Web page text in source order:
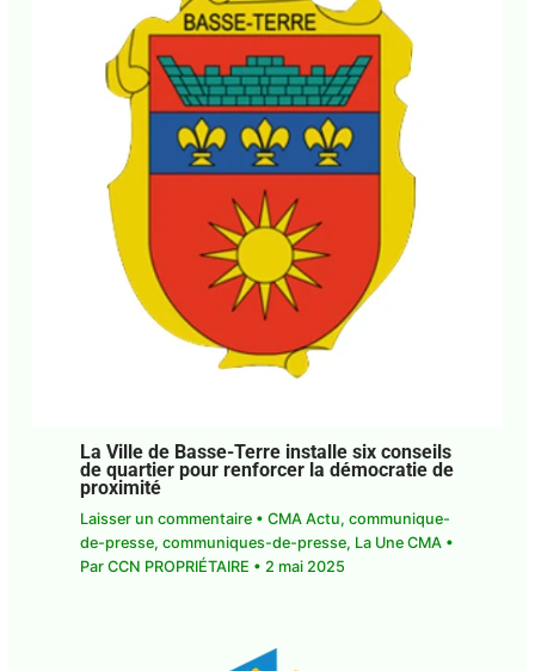
La Ville de Basse-Terre installe six conseils
de quartier pour renforcer la démocratie de
proximité
Laisser un commentaire • CMA Actu, communique-
de-presse, communiques-de-presse, La Une CMA•
Par CCN PROPRIÉTAIRE • 2 mai 2025